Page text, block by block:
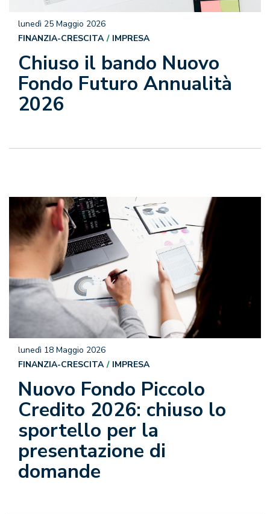
Chiuso il bando Nuovo
Fondo Futuro Annualità
2026
lunedì 25 Maggio 2026
FINANZIA-CRESCITA
IMPRESA
Nuovo Fondo Piccolo
Credito 2026: chiuso lo
sportello per la
presentazione di
domande
lunedì 18 Maggio 2026
FINANZIA-CRESCITA
IMPRESA